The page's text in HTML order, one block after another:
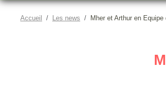
Accueil Les news Mher et Arthur en